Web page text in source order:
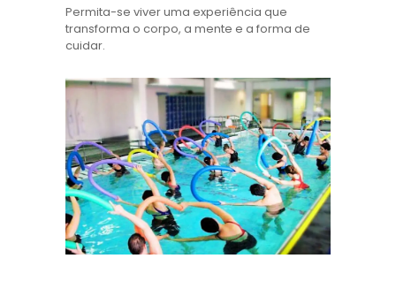
Permita-se viver uma experiência que
transforma o corpo, a mente e a forma de
cuidar.